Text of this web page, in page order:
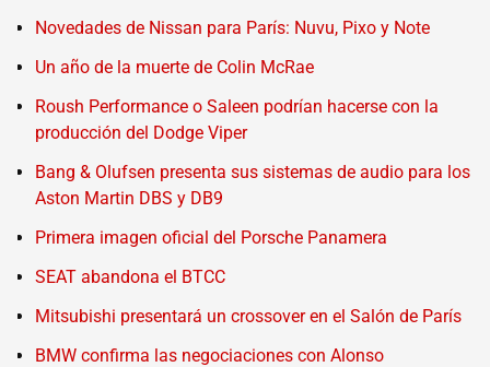
Novedades de Nissan para París: Nuvu, Pixo y Note
Un año de la muerte de Colin McRae
Roush Performance o Saleen podrían hacerse con la
producción del Dodge Viper
Bang & Olufsen presenta sus sistemas de audio para los
Aston Martin DBS y DB9
Primera imagen oficial del Porsche Panamera
SEAT abandona el BTCC
Mitsubishi presentará un crossover en el Salón de París
BMW confirma las negociaciones con Alonso